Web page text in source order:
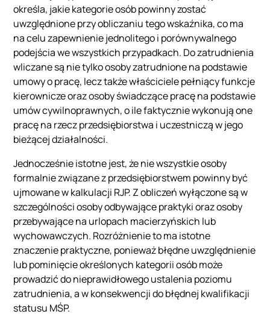
określa, jakie kategorie osób powinny zostać
uwzględnione przy obliczaniu tego wskaźnika, co ma
na celu zapewnienie jednolitego i porównywalnego
podejścia we wszystkich przypadkach. Do zatrudnienia
wliczane są nie tylko osoby zatrudnione na podstawie
umowy o pracę, lecz także właściciele pełniący funkcje
kierownicze oraz osoby świadczące pracę na podstawie
umów cywilnoprawnych, o ile faktycznie wykonują one
pracę na rzecz przedsiębiorstwa i uczestniczą w jego
bieżącej działalności.
Jednocześnie istotne jest, że nie wszystkie osoby
formalnie związane z przedsiębiorstwem powinny być
ujmowane w kalkulacji RJP. Z obliczeń wyłączone są w
szczególności osoby odbywające praktyki oraz osoby
przebywające na urlopach macierzyńskich lub
wychowawczych. Rozróżnienie to ma istotne
znaczenie praktyczne, ponieważ błędne uwzględnienie
lub pominięcie określonych kategorii osób może
prowadzić do nieprawidłowego ustalenia poziomu
zatrudnienia, a w konsekwencji do błędnej kwalifikacji
statusu MŚP.